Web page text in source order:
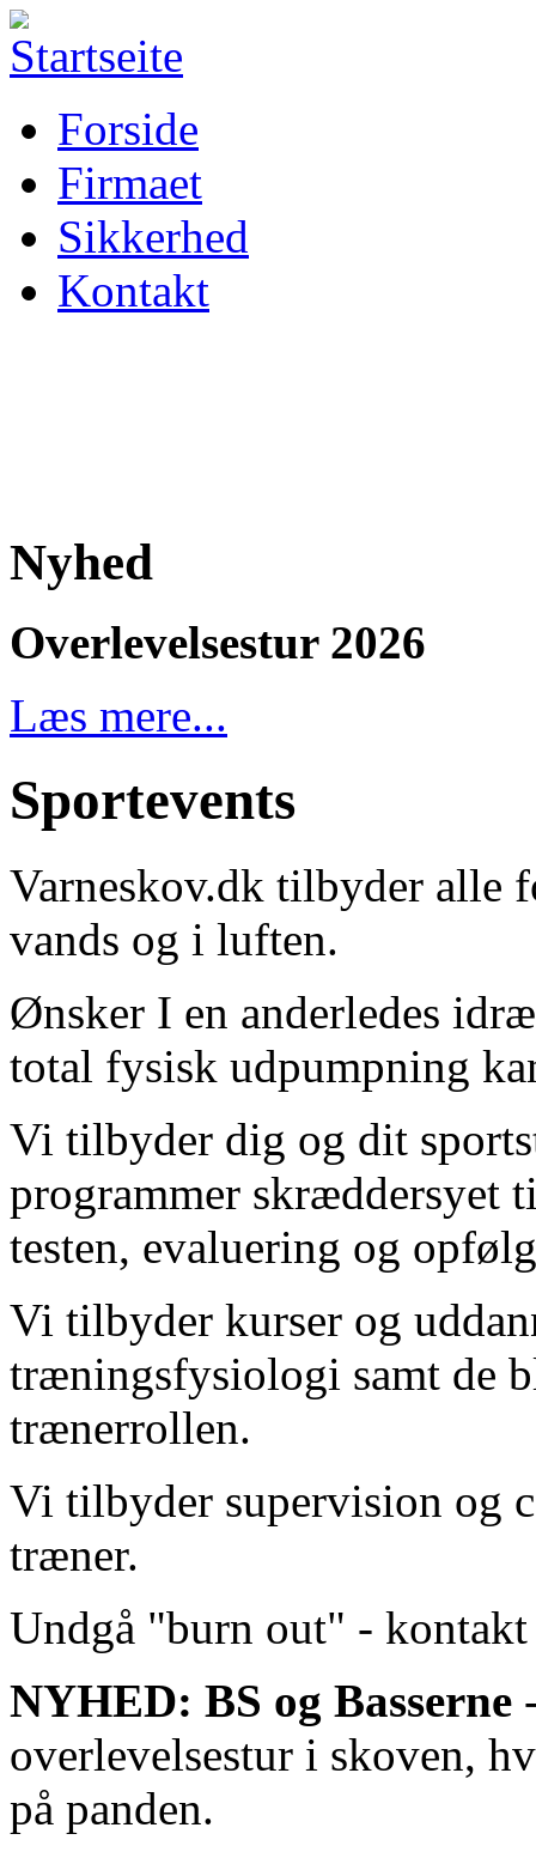
Forside
Firmaet
Sikkerhed
Kontakt
Nyhed
Overlevelsestur 2026
Læs mere...
Sportevents
Varneskov.dk tilbyder alle
vands og i luften.
Ønsker I en anderledes
total fysisk udpumpning
Vi tilbyder dig og dit
programmer skræddersyet
testen, evaluering og
Vi tilbyder kurser og
træningsfysiologi samt de
trænerrollen.
Vi tilbyder supervision og
træner.
Undgå "burn out" -
NYHED: BS og Basserne
overlevelsestur i skoven,
på panden.